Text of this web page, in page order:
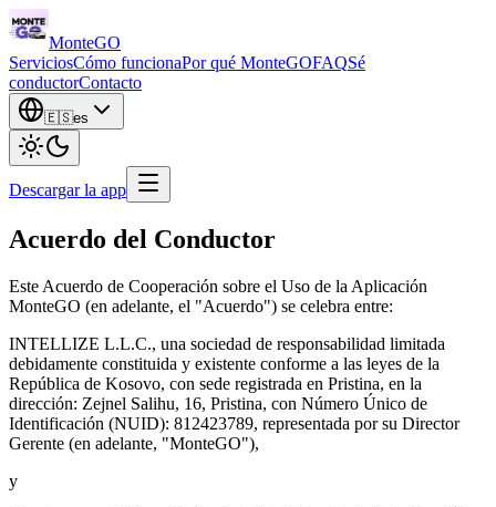
MonteGO
ServiciosCómo funcionaPor qué MonteGOFAQSé
conductorContacto
🇪🇸es
Descargar la app
Acuerdo del Conductor
Este Acuerdo de Cooperación sobre el Uso de la Aplicación
MonteGO (en adelante, el "Acuerdo") se celebra entre:
INTELLIZE L.L.C., una sociedad de responsabilidad limitada
debidamente constituida y existente conforme a las leyes de la
República de Kosovo, con sede registrada en Pristina, en la
dirección: Zejnel Salihu, 16, Pristina, con Número Único de
Identificación (NUID): 812423789, representada por su Director
Gerente (en adelante, "MonteGO"),
y